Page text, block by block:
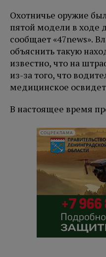
Охотничье оружие
пятой модели в ходе
сообщает «47news».
объяснить такую
известно, что на
из-за того, что
медицинское
В настоящее время
СОЦРЕКЛАМА